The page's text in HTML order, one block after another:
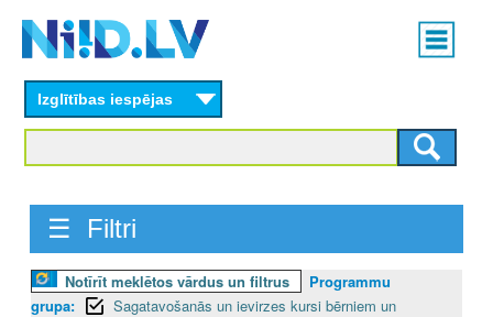
content
Main
menu
Izglītības iespējas
☰ Filtri
Notīrīt meklētos vārdus un filtrus
Programmu
grupa:
Sagatavošanās un ievirzes kursi bērniem un